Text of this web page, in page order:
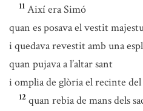
11 Així era Simó
quan es posava el vestit
i quedava revestit amb una
quan pujava a l’altar sant
i omplia de glòria el recinte
12 quan rebia de mans dels